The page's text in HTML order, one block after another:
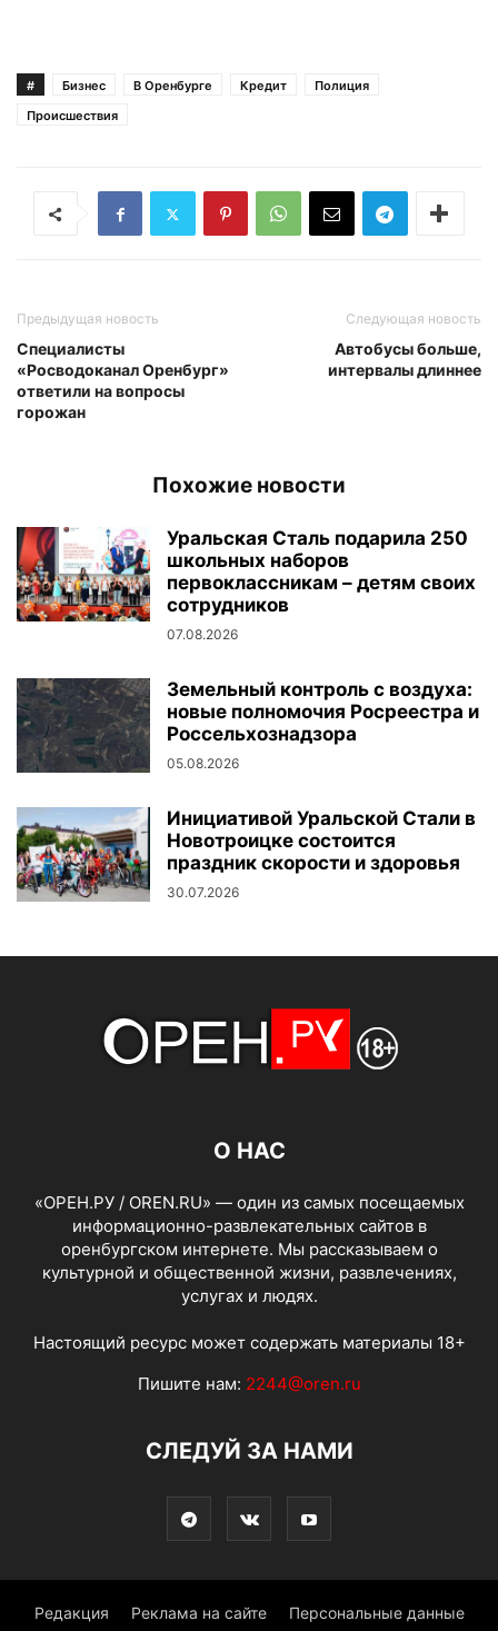
# Бизнес В Оренбурге Кредит
Полиция
Происшествия
Предыдущая новость
Специалисты
«Росводоканал Оренбург»
ответили на вопросы
горожан
Следующая новость
Автобусы больше,
интервалы длиннее
Похожие новости
Уральская Сталь подарила 250
школьных наборов
первоклассникам – детям своих
сотрудников
07.08.2026
Земельный контроль с воздуха:
новые полномочия Росреестра и
Россельхознадзора
05.08.2026
Инициативой Уральской Стали в
Новотроицке состоится
праздник скорости и здоровья
30.07.2026
О НАС
«ОРЕН.РУ / OREN.RU» — один из самых посещаемых
информационно-развлекательных сайтов в
оренбургском интернете. Мы рассказываем о
культурной и общественной жизни, развлечениях,
услугах и людях.
Настоящий ресурс может содержать материалы 18+
Пишите нам: 2244@oren.ru
СЛЕДУЙ ЗА НАМИ
Редакция Реклама на сайте Персональные данные